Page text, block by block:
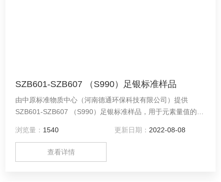
SZB601-SZB607 （S990）足银标准样品
由中原标准物质中心（河南德通环保科技有限公司）提供
SZB601-SZB607 （S990）足银标准样品，用于元素量值的传
浏览量： 1540 更新日期： 2022-08-08
查看详情